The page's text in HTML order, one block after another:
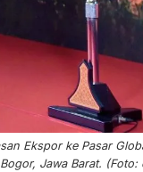
Ekspor ke Pasar
Jawa Barat.